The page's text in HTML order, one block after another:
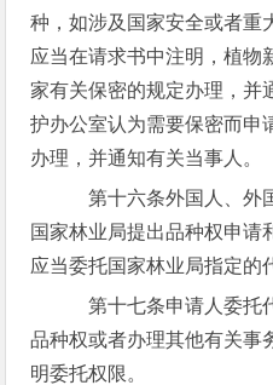
种，如涉及国家安全或者重
应当在请求书中注明，植物
家有关保密的规定办理，并
护办公室认为需要保密而申
办理，并通知有关当事人。
第十六条外国人、外
国家林业局提出品种权申请
应当委托国家林业局指定的
第十七条申请人委托
品种权或者办理其他有关事
明委托权限。